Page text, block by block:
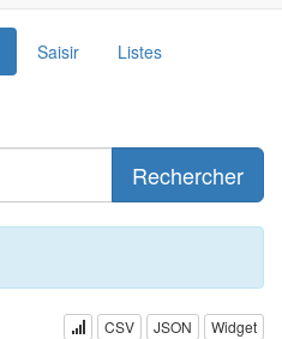
Saisir
Listes
CSV JSON Widget